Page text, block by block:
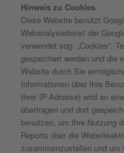
Hinweis zu Cookies
Diese Website benutzt
Webanalysedienst der
verwendet sog. „Cookies“,
gespeichert werden und die
Website durch Sie
Informationen über Ihre
Ihrer IP-Adresse) wird an
übertragen und dort
benutzen, um Ihre Nutzung
Reports über die
zusammenzustellen und